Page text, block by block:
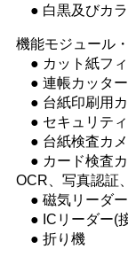
● 白黒及びカラ
機能モジュール
● カット紙フ
● 連帳カッタ
● 台紙印刷用
● セキュリテ
● 台紙検査カメ
● カード検査カ
OCR、写真認証
● 磁気リーダ
● ICリーダー(
● 折り機